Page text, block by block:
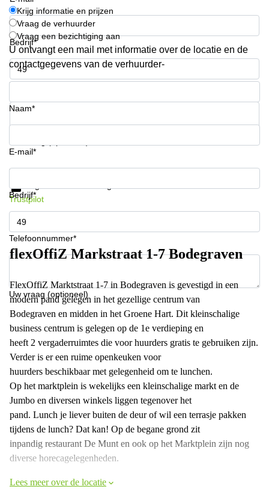
Coworking
Haarlem
Kantoor
Huren
in
Hengelo
Bedrijfsruimte
Nijmegen
Bedrijf*
Telefoonnummer*
Krijg informatie en prijzen
Vraag de verhuurder
Vraag een bezichtiging aan
U ontvangt een mail met informatie over de locatie en de
contactgegevens van de verhuurder-
Naam*
E-mail*
Bedrijf*
Telefoonnummer*
Uw vraag (optioneel)
Krijg informatie en prijzen
Trustpilot
flexOffiZ Markstraat 1-7 Bodegraven
FlexOffiZ Marktstraat 1-7 in Bodegraven is gevestigd in een
modern pand gelegen in het gezellige centrum van
Bodegraven en midden in het Groene Hart. Dit kleinschalige
business centrum is gelegen op de 1e verdieping en
heeft 2 vergaderruimtes die voor huurders gratis te gebruiken zijn.
Verder is er een ruime openkeuken voor
huurders beschikbaar met gelegenheid om te lunchen.
Op het marktplein is wekelijks een kleinschalige markt en de
Jumbo en diversen winkels liggen tegenover het
pand. Lunch je liever buiten de deur of wil een terrasje pakken
tijdens de lunch? Dat kan! Op de begane grond zit
inpandig restaurant De Munt en ook op het Marktplein zijn nog
diverse horecagelegenheden.
Lees meer over de locatie